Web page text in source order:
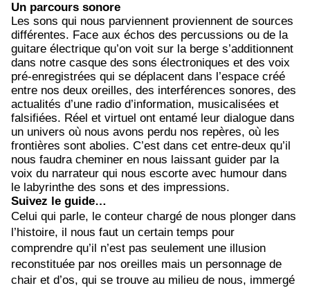
Un parcours sonore
Les sons qui nous parviennent proviennent de sources
différentes. Face aux échos des percussions ou de la
guitare électrique qu’on voit sur la berge s’additionnent
dans notre casque des sons électroniques et des voix
pré-enregistrées qui se déplacent dans l’espace créé
entre nos deux oreilles, des interférences sonores, des
actualités d’une radio d’information, musicalisées et
falsifiées. Réel et virtuel ont entamé leur dialogue dans
un univers où nous avons perdu nos repères, où les
frontières sont abolies. C’est dans cet entre-deux qu’il
nous faudra cheminer en nous laissant guider par la
voix du narrateur qui nous escorte avec humour dans
le labyrinthe des sons et des impressions.
Suivez le guide…
Celui qui parle, le conteur chargé de nous plonger dans
l’histoire, il nous faut un certain temps pour
comprendre qu’il n’est pas seulement une illusion
reconstituée par nos oreilles mais un personnage de
chair et d’os, qui se trouve au milieu de nous, immergé